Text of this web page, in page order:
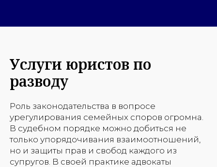
Услуги юристов по
разводу
Роль законодательства в вопросе
урегулирования семейных споров огромна.
В судебном порядке можно добиться не
только упорядочивания взаимоотношений,
но и защиты прав и свобод каждого из
супругов. В своей практике адвокаты